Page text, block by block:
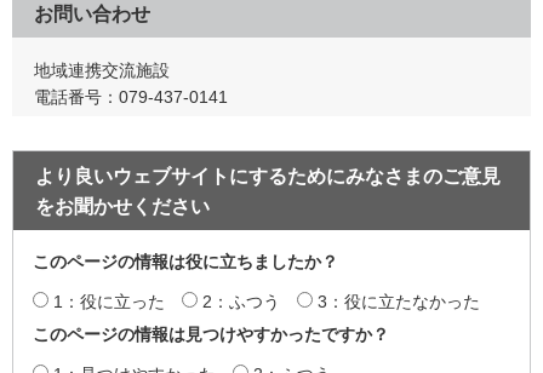
お問い合わせ
地域連携交流施設
電話番号：079-437-0141
より良いウェブサイトにするためにみなさまのご意見
をお聞かせください
このページの情報は役に立ちましたか？
1：役に立った 2：ふつう
3：役に立たなかった
このページの情報は見つけやすかったですか？